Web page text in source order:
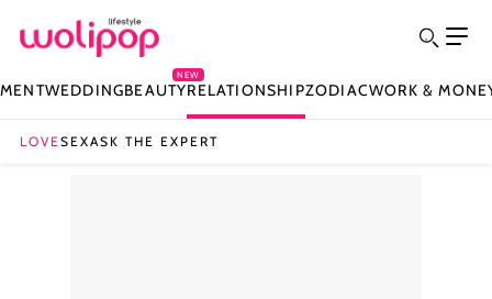
WEDDINGBEAUTY
NEW
RELATIONSHIPZODIACWORK &
LOVESEXASK THE EXPERT